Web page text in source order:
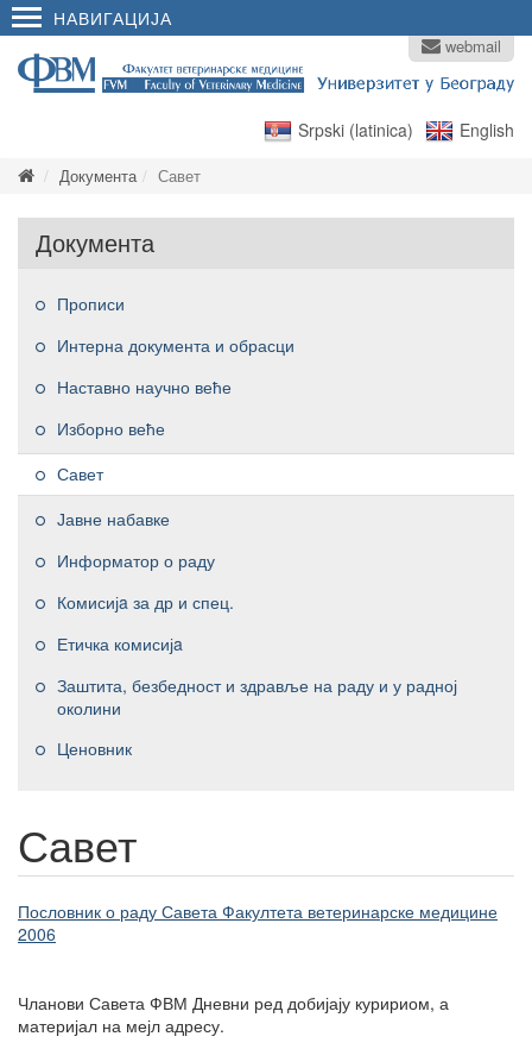
НАВИГАЦИЈА
Srpski (latinica) English
webmail
Документа Савет
Документа
Прописи
Интерна документа и обрасци
Наставно научно веће
Изборно веће
Савет
Јавне набавке
Информатор о раду
Комисијa за др и спец.
Етичка комисијa
Заштита, безбедност и здравље на раду и у радној
околини
Ценовник
Савет
Пословник о раду Савета Факултета ветеринарске медицине
2006
Чланови Савета ФВМ Дневни ред добијају куририом, а
материјал на мејл адресу.